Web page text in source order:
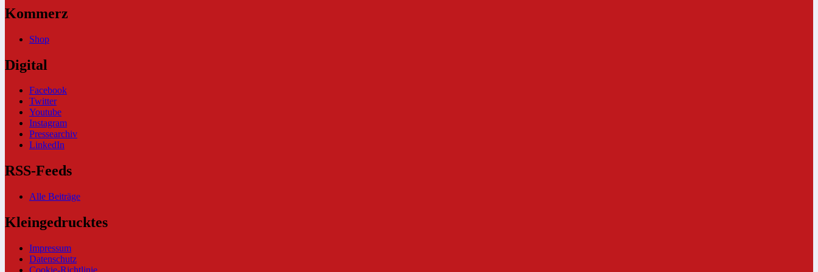
Kommerz
Shop
Digital
Facebook
Twitter
Youtube
Instagram
Pressearchiv
LinkedIn
RSS-Feeds
Alle Beiträge
Kleingedrucktes
Impressum
Datenschutz
Cookie-Richtlinie